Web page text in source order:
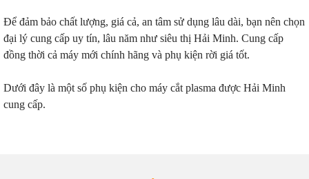
Để đảm bảo chất lượng, giá cả, an tâm sử dụng lâu dài, bạn nên chọn
đại lý cung cấp uy tín, lâu năm như siêu thị Hải Minh. Cung cấp
đồng thời cả máy mới chính hãng và phụ kiện rời giá tốt.
Dưới đây là một số phụ kiện cho máy cắt plasma được Hải Minh
cung cấp.